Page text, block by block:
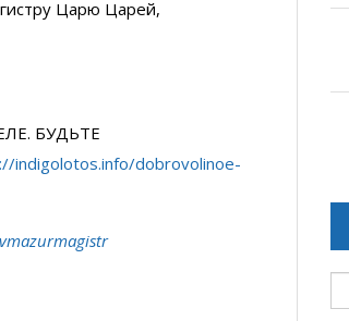
Царю Царей,
БУДЬТЕ
indigolotos.info/dobrovolinoe-